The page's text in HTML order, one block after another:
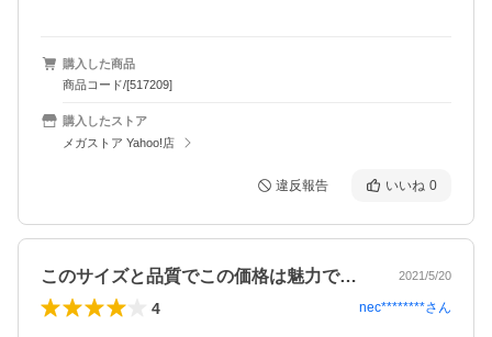
購入した商品
商品コード/[517209]
購入したストア
メガストア Yahoo!店
違反報告 いいね 0
このサイズと品質でこの価格は魅力です。 2021/5/20
4 nec********さん